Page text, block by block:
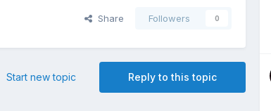
Share Followers 0
Reply to this topic
Start new topic